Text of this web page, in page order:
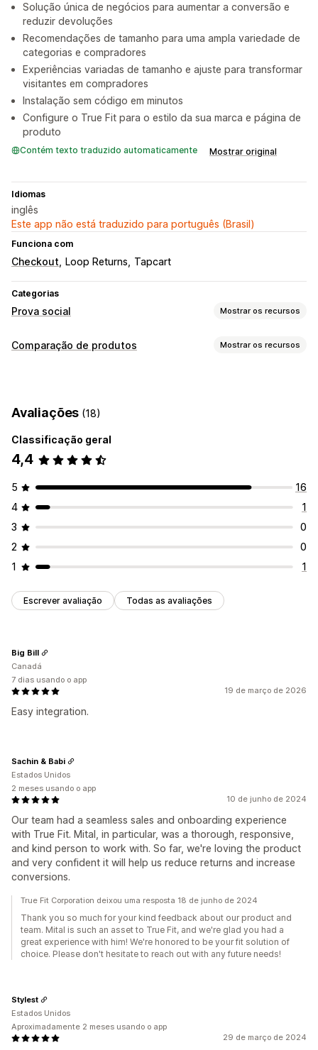
Solução única de negócios para aumentar a conversão e
reduzir devoluções
Recomendações de tamanho para uma ampla variedade de
categorias e compradores
Experiências variadas de tamanho e ajuste para transformar
visitantes em compradores
Instalação sem código em minutos
Configure o True Fit para o estilo da sua marca e página de
produto
Contém texto traduzido automaticamente Mostrar original
Idiomas
inglês
Este app não está traduzido para português (Brasil)
Funciona com
Checkout Loop Returns Tapcart
Categorias
Prova social Mostrar os recursos
Tipos de conteúdo
Visualizações de produto
Análises
Comparação de produtos Mostrar os recursos
Opções de exibição
Editor de arrastar e soltar
Página do produto
Avaliações (18)
Classificação geral
4,4
5
16
4
1
3
0
2
0
1
1
Escrever avaliação Todas as avaliações
19 de março de 2026
Easy integration.
Big Bill
Canadá
7 dias usando o app
10 de junho de 2024
Our team had a seamless sales and onboarding experience
with True Fit. Mital, in particular, was a thorough, responsive,
and kind person to work with. So far, we're loving the product
and very confident it will help us reduce returns and increase
conversions.
Sachin & Babi
Estados Unidos
2 meses usando o app
True Fit Corporation deixou uma resposta 18 de junho de 2024
Thank you so much for your kind feedback about our product and
team. Mital is such an asset to True Fit, and we're glad you had a
great experience with him! We're honored to be your fit solution of
choice. Please don't hesitate to reach out with any future needs!
29 de março de 2024
Stylest
Estados Unidos
Aproximadamente 2 meses usando o app